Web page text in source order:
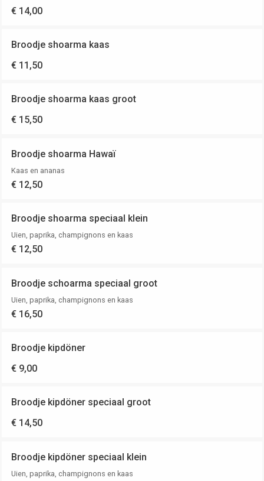
€ 14,00
Broodje shoarma kaas
€ 11,50
Broodje shoarma kaas groot
€ 15,50
Broodje shoarma Hawaï
Kaas en ananas
€ 12,50
Broodje shoarma speciaal klein
Uien, paprika, champignons en kaas
€ 12,50
Broodje schoarma speciaal groot
Uien, paprika, champignons en kaas
€ 16,50
Broodje kipdöner
€ 9,00
Broodje kipdöner speciaal groot
€ 14,50
Broodje kipdöner speciaal klein
Uien, paprika, champignons en kaas